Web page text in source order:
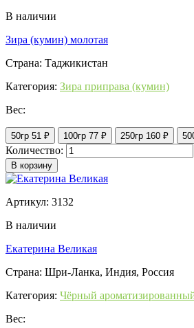
В наличии
Зира (кумин) молотая
Страна: Таджикистан
Категория: Зира приправа (кумин)
Вес:
50гр 51 ₽ 100гр 77 ₽ 250гр 160 ₽
Количество:
В корзину
Артикул: 3132
В наличии
Екатерина Великая
Страна: Шри-Ланка, Индия, Россия
Категория: Чёрный
Вес: